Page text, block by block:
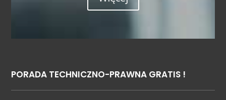
PORADA TECHNICZNO-PRAWNA GRATIS !